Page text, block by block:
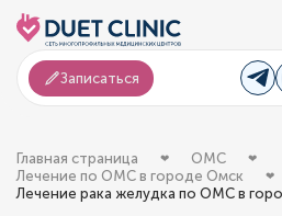
Записаться
Главная страница
ОМС
Лечение по ОМС в городе Омск
Лечение рака желудка по ОМС в